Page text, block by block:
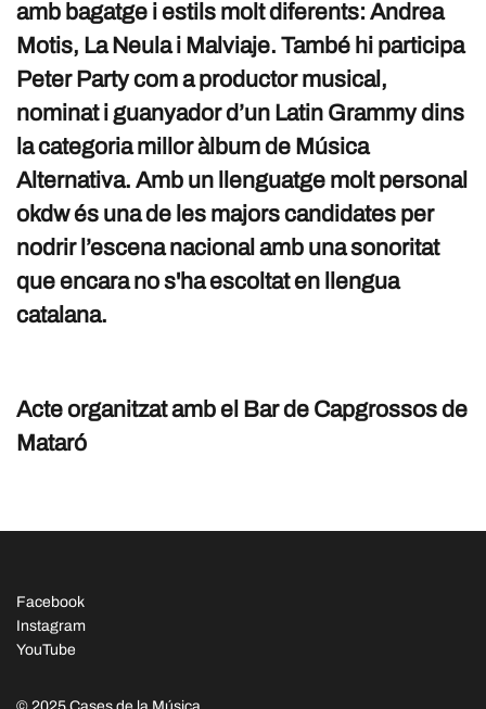
amb bagatge i estils molt diferents: Andrea
Motis, La Neula i Malviaje. També hi participa
Peter Party com a productor musical,
nominat i guanyador d’un Latin Grammy dins
la categoria millor àlbum de Música
Alternativa. Amb un llenguatge molt personal
okdw és una de les majors candidates per
nodrir l’escena nacional amb una sonoritat
que encara no s'ha escoltat en llengua
catalana.
Acte organitzat amb el Bar de Capgrossos de
Mataró
Facebook
Instagram
YouTube